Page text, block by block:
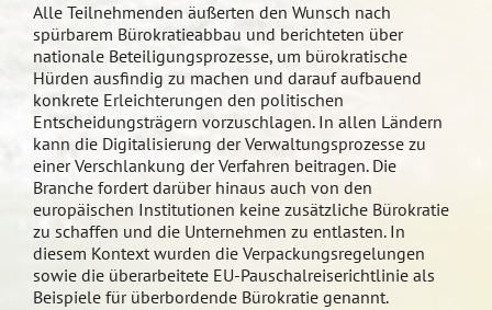
Alle Teilnehmenden äußerten den Wunsch nach
spürbarem Bürokratieabbau und berichteten über
nationale Beteiligungsprozesse, um bürokratische
Hürden ausfindig zu machen und darauf aufbauend
konkrete Erleichterungen den politischen
Entscheidungsträgern vorzuschlagen. In allen Ländern
kann die Digitalisierung der Verwaltungsprozesse zu
einer Verschlankung der Verfahren beitragen. Die
Branche fordert darüber hinaus auch von den
europäischen Institutionen keine zusätzliche Bürokratie
zu schaffen und die Unternehmen zu entlasten. In
diesem Kontext wurden die Verpackungsregelungen
sowie die überarbeitete EU-Pauschalreiserichtlinie als
Beispiele für überbordende Bürokratie genannt.